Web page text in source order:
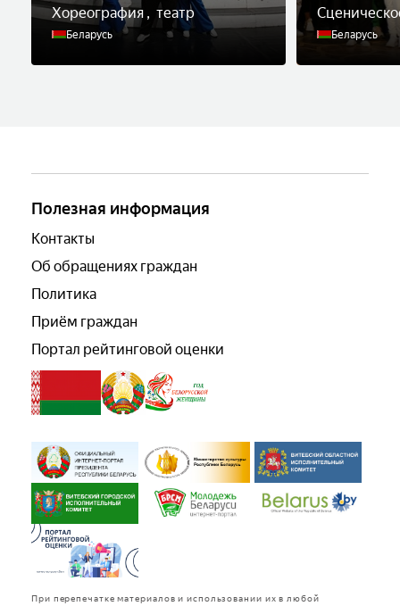
Хореография театр
Беларусь Беларусь
Полезная информация
Контакты
Об обращениях граждан
Политика
Приём граждан
Портал рейтинговой оценки
При перепечатке материалов и использовании их в любой